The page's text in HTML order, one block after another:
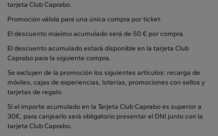
tarjeta Club Caprabo.
Promoción válida para una única compra por ticket.
El descuento máximo acumulado será de 50 € por compra.
El descuento acumulado estará disponible en la tarjeta Club
Caprabo para la siguiente compra.
Se excluyen de la promoción los siguientes artículos: recarga de
móviles, cajas de experiencias, loterías, promociones con sellos y
tarjetas de regalo.
Si el importe acumulado en la Tarjeta Club Caprabo es superior a
30€, para canjearlo será obligatorio presentar el DNI junto con la
tarjeta Club Caprabo.